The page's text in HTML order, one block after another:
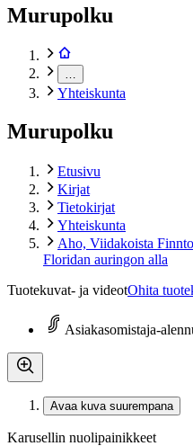
Murupolku
Yhteiskunta
Murupolku
Etusivu
Kirjat
Tietokirjat
Yhteiskunta
Aho, Viidakoista
Floridan auringon alla
Tuotekuvat- ja videotOhita
Asiakasomistaja-
Avaa kuva suurempana
Karusellin nuolipainikkeet